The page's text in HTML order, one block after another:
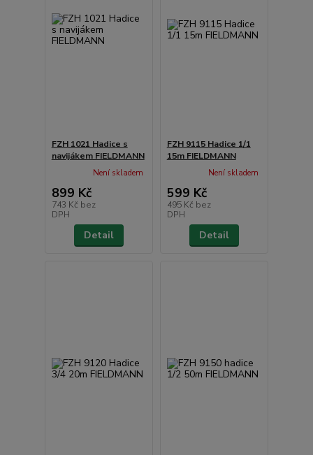
FZH 1021 Hadice s
navijákem FIELDMANN
899 Kč
743 Kč bez
DPH
Není skladem
Detail
FZH 9115 Hadice 1/1
15m FIELDMANN
599 Kč
495 Kč bez
DPH
Není skladem
Detail